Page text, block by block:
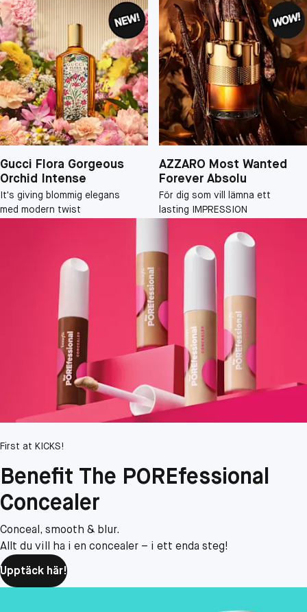
Gucci Flora Gorgeous
Orchid Intense
It's giving blommig elegans
med modern twist
AZZARO Most Wanted
Forever Absolu
För dig som vill lämna ett
lasting IMPRESSION
First at KICKS!
Benefit The POREfessional
Concealer​
Conceal, smooth & blur.
Allt du vill ha i en concealer – i ett enda steg!
Upptäck här!